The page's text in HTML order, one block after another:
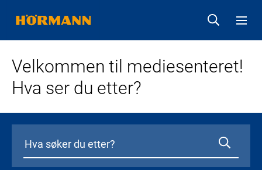
Velkommen til mediesenteret!
Hva ser du etter?